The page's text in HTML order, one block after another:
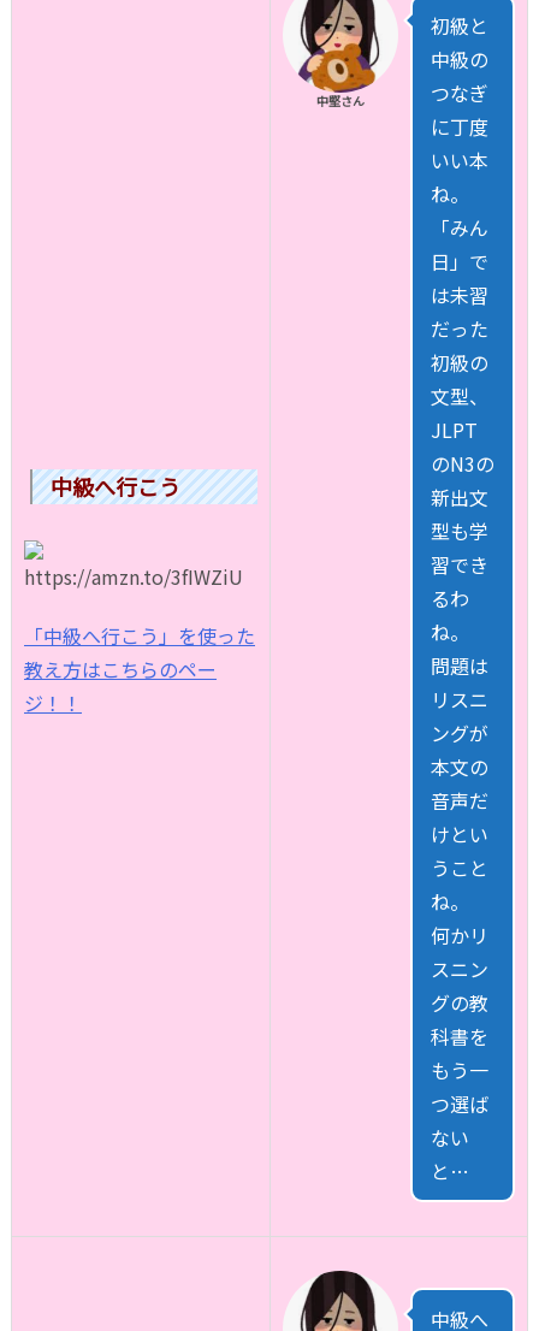
中級へ行こう
「中級へ行こう」を使った
教え方はこちらのペー
ジ！！
中堅さん
初級と
中級の
つなぎ
に丁度
いい本
ね。
「みん
日」で
は未習
だった
初級の
文型、
JLPT
のN3の
新出文
型も学
習でき
るわ
ね。
問題は
リスニ
ングが
本文の
音声だ
けとい
うこと
ね。
何かリ
スニン
グの教
科書を
もう一
つ選ば
ない
と…
中級へ